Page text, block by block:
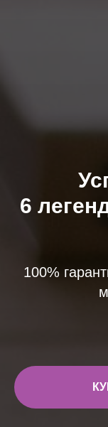
6
100%